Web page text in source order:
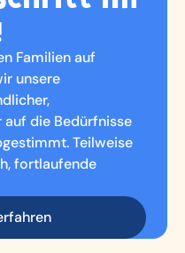
Familien auf
unsere
die Bedürfnisse
Teilweise
fortlaufende